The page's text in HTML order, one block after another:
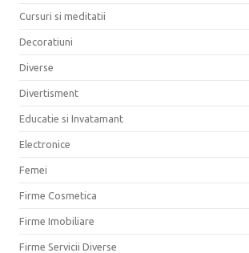
Cursuri si meditatii
Decoratiuni
Diverse
Divertisment
Educatie si Invatamant
Electronice
Femei
Firme Cosmetica
Firme Imobiliare
Firme Servicii Diverse